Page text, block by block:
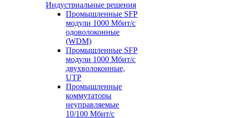
Индустриальные решения
Промышленные SFP
модули 1000 Мбит/c
одоволоконные
(WDM)
Промышленные SFP
модули 1000 Мбит/c
двухволоконные,
UTP
Промышленные
коммутаторы
неуправляемые
10/100 Мбит/с